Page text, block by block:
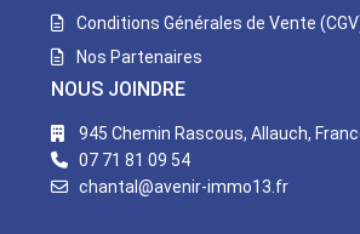
Conditions Générales de Vente
Nos Partenaires
NOUS JOINDRE
945 Chemin Rascous, Allauch,
07 71 81 09 54
chantal@avenir-immo13.fr